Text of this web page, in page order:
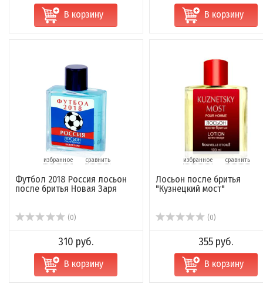
В корзину В корзину
избранное сравнить
Футбол 2018 Россия лосьон
после бритья Новая Заря
(0)
310 руб.
В корзину
избранное сравнить
Лосьон после бритья
"Кузнецкий мост"
(0)
355 руб.
В корзину